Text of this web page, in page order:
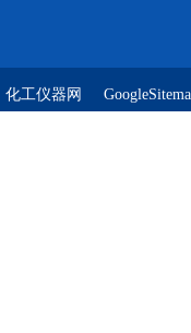
化工仪器网